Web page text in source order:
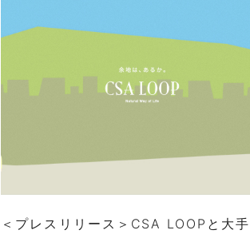
＜プレスリリース＞CSA LOOPと大手